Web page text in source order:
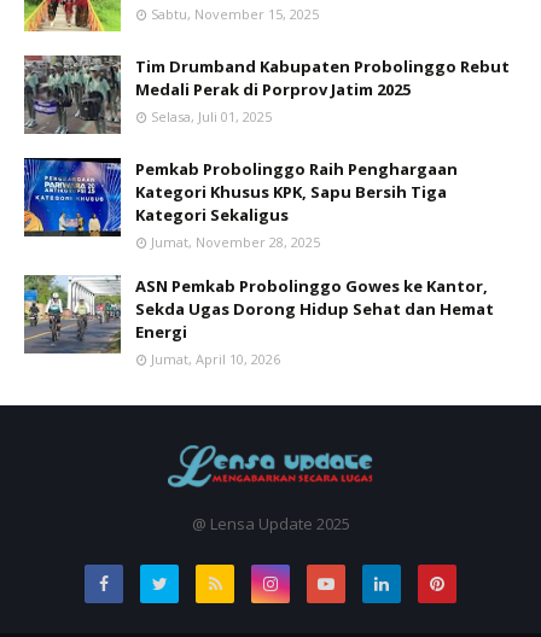
Sabtu, November 15, 2025
Tim Drumband Kabupaten Probolinggo Rebut
Medali Perak di Porprov Jatim 2025
Selasa, Juli 01, 2025
Pemkab Probolinggo Raih Penghargaan
Kategori Khusus KPK, Sapu Bersih Tiga
Kategori Sekaligus
Jumat, November 28, 2025
ASN Pemkab Probolinggo Gowes ke Kantor,
Sekda Ugas Dorong Hidup Sehat dan Hemat
Energi
Jumat, April 10, 2026
@ Lensa Update 2025